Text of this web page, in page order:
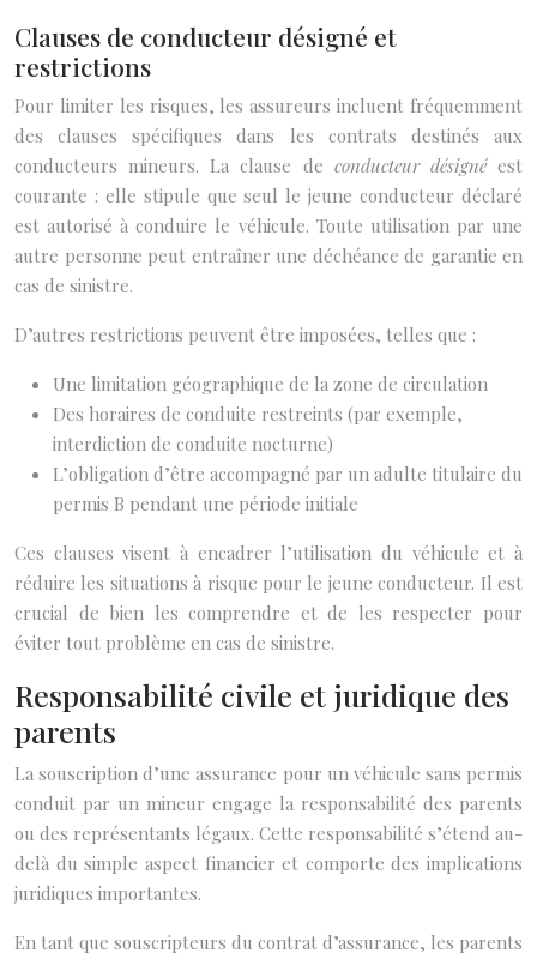
Clauses de conducteur désigné et
restrictions
Pour limiter les risques, les assureurs incluent fréquemment
des clauses spécifiques dans les contrats destinés aux
conducteurs mineurs. La clause de conducteur désignéest
courante : elle stipule que seul le jeune conducteur déclaré
est autorisé à conduire le véhicule. Toute utilisation par une
autre personne peut entraîner une déchéance de garantie en
cas de sinistre.
D’autres restrictions peuvent être imposées, telles que :
Une limitation géographique de la zone de circulation
Des horaires de conduite restreints (par exemple,
interdiction de conduite nocturne)
L’obligation d’être accompagné par un adulte titulaire du
permis B pendant une période initiale
Ces clauses visent à encadrer l’utilisation du véhicule et à
réduire les situations à risque pour le jeune conducteur. Il est
crucial de bien les comprendre et de les respecter pour
éviter tout problème en cas de sinistre.
Responsabilité civile et juridique des
parents
La souscription d’une assurance pour un véhicule sans permis
conduit par un mineur engage la responsabilité des parents
ou des représentants légaux. Cette responsabilité s’étend au-
delà du simple aspect financier et comporte des implications
juridiques importantes.
En tant que souscripteurs du contrat d’assurance, les parents